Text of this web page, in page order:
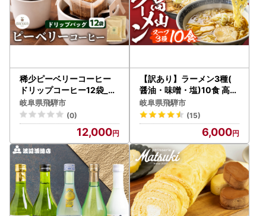
稀少ピーベリーコーヒー
ドリップコーヒー12袋_Q2
808
岐阜県飛騨市
(0)
12,000
【訳あり】ラーメン3種(
醤油・味噌・塩)10食 高山
ラーメン 中華そば ご当地
グルメ お試しセット 常温
保存 お手軽 簡易包装[AL0
岐阜県飛騨市
(15)
6,000